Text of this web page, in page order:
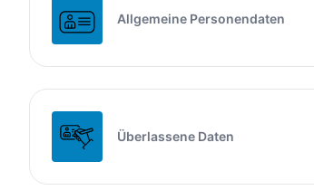
Allgemeine Personendaten
Überlassene Daten